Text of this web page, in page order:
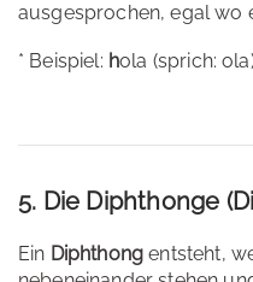
ausgesprochen, egal wo
* Beispiel: hola (sprich:
5. Die Diphthonge
Ein Diphthong entsteht,